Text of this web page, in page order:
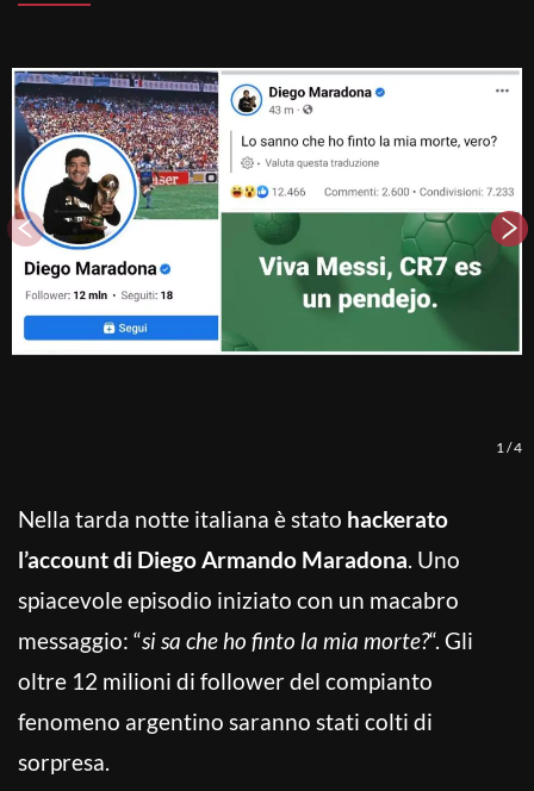
1 /4
Nella tarda notte italiana è stato hackerato
l’account di Diego Armando Maradona. Uno
spiacevole episodio iniziato con un macabro
messaggio: “si sa che ho finto la mia morte?“. Gli
oltre 12 milioni di follower del compianto
fenomeno argentino saranno stati colti di
sorpresa.